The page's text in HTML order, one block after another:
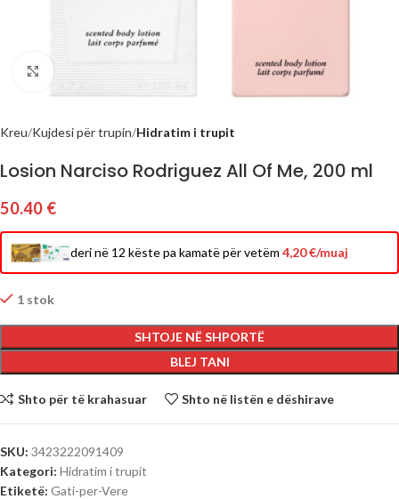
Kreu Kujdesi për trupin Hidratim i trupit
Losion Narciso Rodriguez All Of Me, 200 ml
50.40 €
deri në 12 këste pa kamatë për vetëm4,20 €/muaj
1 stok
SHTOJE NË SHPORTË
BLEJ TANI
Shto për të krahasuar Shto në listën e dëshirave
SKU: 3423222091409
Kategori: Hidratim i trupit
Etiketë: Gati-per-Vere